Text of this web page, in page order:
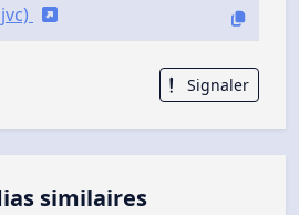
Signaler
similaires